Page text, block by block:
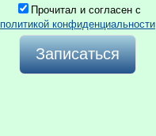
Прочитал и согласен с
политикой конфиденциальности